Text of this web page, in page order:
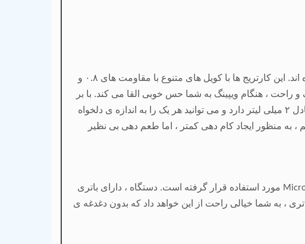
این دستگاه ، از کارتریج های با کویل پشتیبانی می کند که به صورت پیش فرض ، کویل هایی روی آن ها نصب شده اند. این کارتریج ها با کویل های متنوع با مقاومت های ۰.۸ و
راحت ، هنگام ویپینگ به شما حس خوبی القا می کند. با بر
داشتن این لبی مشکی رنگ ، شما به حفره های پر کردن جویس دسترسی پیدا می کنید. هر کارتریج ، ظرفیتی معادل ۲ میلی لیتر دارد و می توانید هر یک را به اندازه ی دلخواه
کارتریج ۰.۸ برای کام دهی بیشتر و طعم دهی بی نظیر مورد استفاده قرار می گیرند. کارتریج های ۱.۲ اهم ، به منظور ایجاد کام دهی کمتر ، اما طعم دهی بی نظیر
مورد استفاده قرار گرفته است. دستگاه ، دارای باتری
، به شما خیالی راحت از این خواهد داد که بدون دغدغه ی